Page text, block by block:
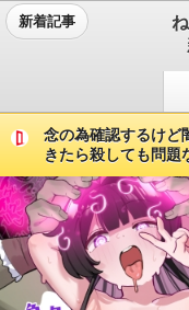
新着記事
念の為確認するけど
きたら殺しても問題